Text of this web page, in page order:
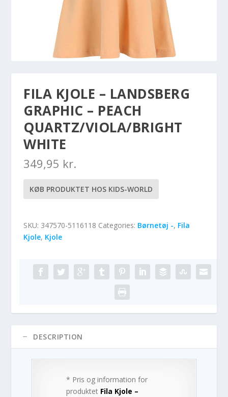
FILA KJOLE – LANDSBERG
GRAPHIC – PEACH
QUARTZ/VIOLA/BRIGHT
WHITE
349,95 kr.
KØB PRODUKTET HOS KIDS-WORLD
SKU: 347570-5116118 Categories: Børnetøj -, Fila
Kjole, Kjole
DESCRIPTION
* Pris og information for
produktet Fila Kjole –